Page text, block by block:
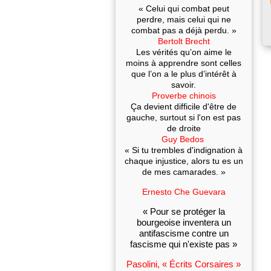
« Celui qui combat peut
perdre, mais celui qui ne
combat pas a déjà perdu. »
Bertolt Brecht
Les vérités qu’on aime le
moins à apprendre sont celles
que l’on a le plus d’intérêt à
savoir.
Proverbe chinois
Ça devient difficile d'être de
gauche, surtout si l'on est pas
de droite
Guy Bedos
« Si tu trembles d'indignation à
chaque injustice, alors tu es un
de mes camarades. »
Ernesto Che Guevara
« Pour se protéger la
bourgeoise inventera un
antifascisme contre un
fascisme qui n'existe pas »
Pasolini, « Écrits Corsaires »